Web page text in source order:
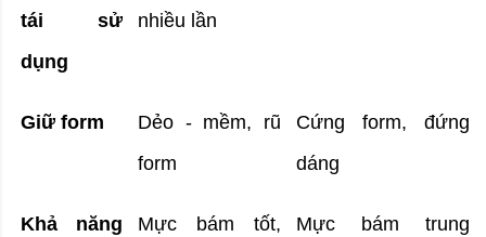
tái sử
dụng
nhiều lần
Giữ form
Dẻo - mềm, rũ
form
Cứng form, đứng
dáng
Khả năng Mực bám tốt, Mực bám trung